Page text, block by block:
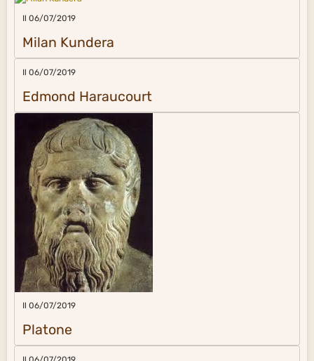
Il 06/07/2019
Milan Kundera
Il 06/07/2019
Edmond Haraucourt
Il 06/07/2019
Platone